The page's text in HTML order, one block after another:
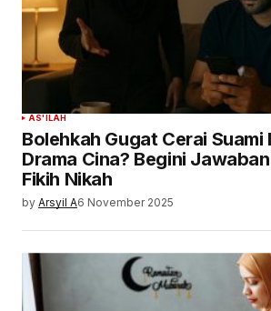
AS'ILAH
Bolehkah Gugat Cerai Suami
Drama Cina? Begini
Fikih Nikah
by Arsyil A6 November 2025